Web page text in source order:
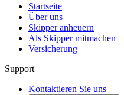
Startseite
Über uns
Skipper anheuern
Als Skipper mitmachen
Versicherung
Support
Kontaktieren Sie uns